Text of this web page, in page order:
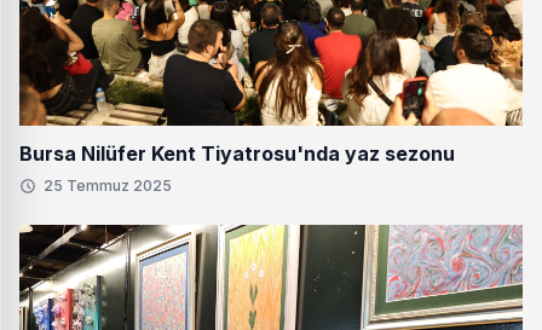
Bursa Nilüfer Kent Tiyatrosu'nda yaz sezonu
25 Temmuz 2025